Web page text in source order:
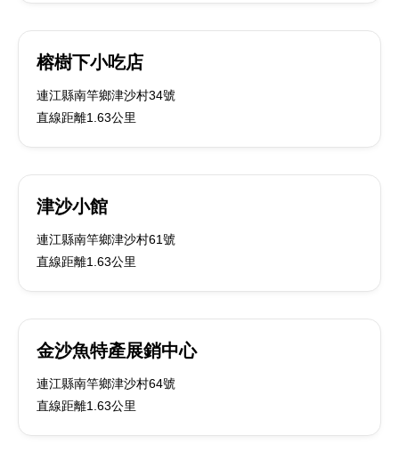
榕樹下小吃店
連江縣南竿鄉津沙村34號
直線距離1.63公里
津沙小館
連江縣南竿鄉津沙村61號
直線距離1.63公里
金沙魚特產展銷中心
連江縣南竿鄉津沙村64號
直線距離1.63公里